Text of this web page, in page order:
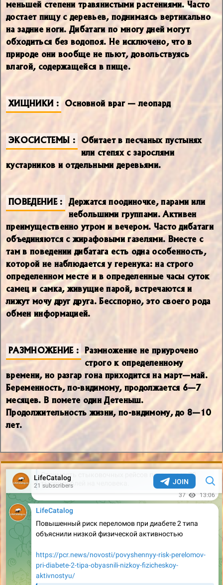
меньшей степени травянистыми растениями. Часто
достает пищу с деревьев, поднимаясь вертикально
на задние ноги. Дибатаги по многу дней могут
обходиться без водопоя. Не исключено, что в
природе они вообще не пьют, довольствуясь
влагой, содержащейся в пище.
ХИЩНИКИ Основной враг — леопард
ЭКОСИСТЕМЫ Обитает в песчаных пустынях
или степях с зарослями
кустарников и отдельными деревьями.
ПОВЕДЕНИЕ Держатся поодиночке, парами или
небольшими группами. Активен
преимущественно утром и вечером. Часто дибатаги
объединяются с жирафовыми газелями. Вместе с
там в поведении дибатага есть одна особенность,
которой не наблюдается у геренука: на строго
определенном месте и в определенные часы суток
самец и самка, живущие парой, встречаются и
лижут мочу друг друга. Бесспорно, это своего рода
обмен информацией.
РАЗМНОЖЕНИЕ Размножение не приурочено
строго к определенному
времени, но разгар гона приходится на март—май.
Беременность, по-видимому, продолжается 6—7
месяцев. В помете один Детеныш.
Продолжительность жизни, по-видимому, до 8—10
лет.